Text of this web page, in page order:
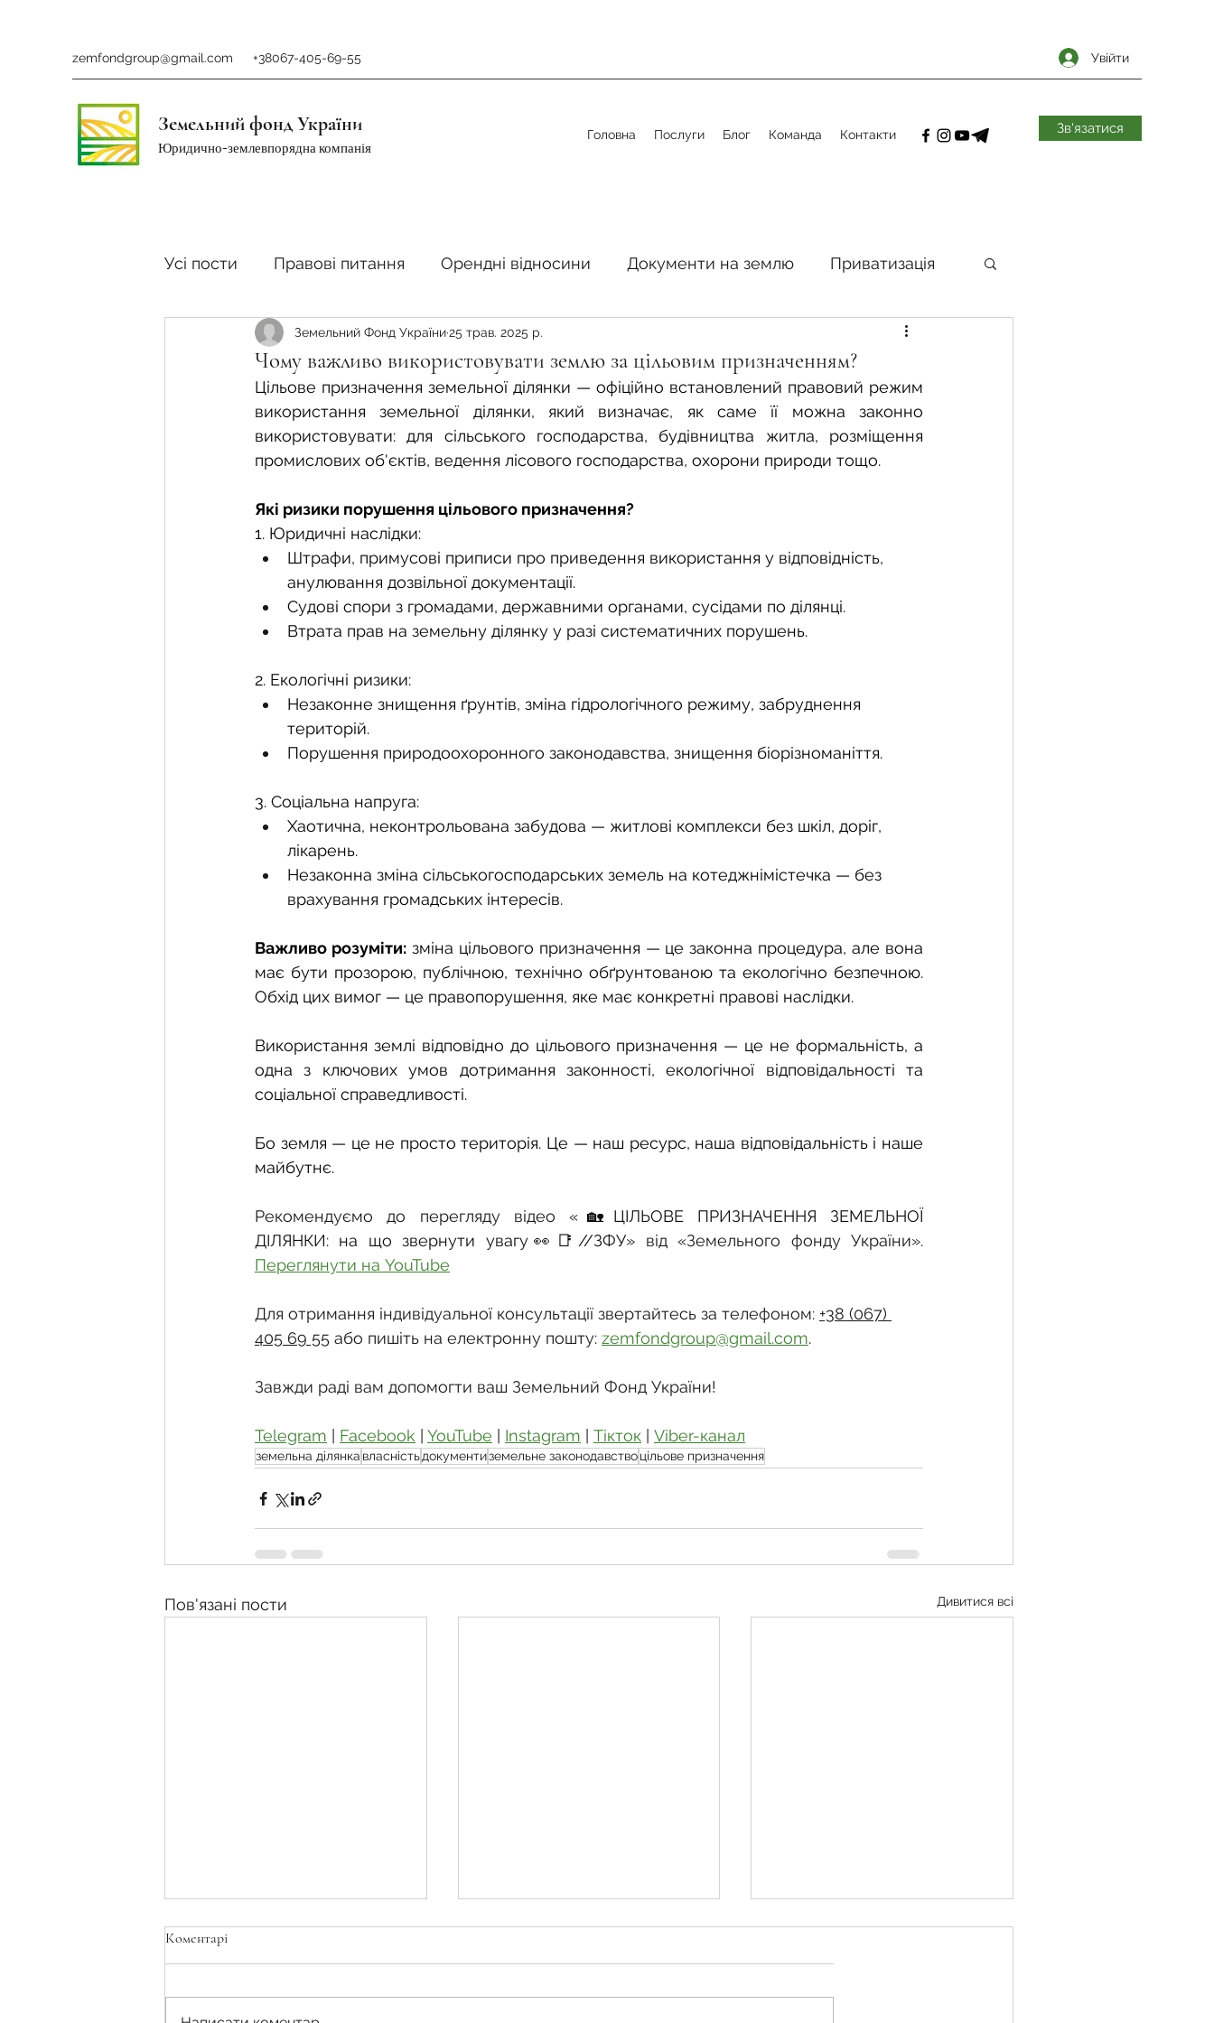
zemfondgroup@gmail.com +38067-405-69-55 Увійти
Земельний фонд України
Юридично-землевпорядна компанія
Головна Послуги Блог Команда Контакти Зв'язатися
Усі пости Правові питання Орендні відносини Документи на землю Приватизація
Ринок землі Податки стосовно земельної сфери Органи місцевого самоврядування
Фермерське господарство Спадкування земельної ділянки
Нормативно-грошова оцінка Суд Будівництво Встановлення меж земельної ділянки
Державна реєстрація земельних прав Юридичні питання у воєнний час
Загальні правові питання
Чому важливо використовувати землю за цільовим призначенням?
Земельний Фонд України25 трав. 2025 р.
Цільове призначення земельної ділянки — офіційно встановлений правовий режим
використання земельної ділянки, який визначає, як саме її можна законно
використовувати: для сільського господарства, будівництва житла, розміщення
промислових об'єктів, ведення лісового господарства, охорони природи тощо.
Які ризики порушення цільового призначення?
1. Юридичні наслідки:
Штрафи, примусові приписи про приведення використання у відповідність,
анулювання дозвільної документації.
Судові спори з громадами, державними органами, сусідами по ділянці.
Втрата прав на земельну ділянку у разі систематичних порушень.
2. Екологічні ризики:
Незаконне знищення ґрунтів, зміна гідрологічного режиму, забруднення
територій.
Порушення природоохоронного законодавства, знищення біорізноманіття.
3. Соціальна напруга:
Хаотична, неконтрольована забудова — житлові комплекси без шкіл, доріг,
лікарень.
Незаконна зміна сільськогосподарських земель на котеджнімістечка — без
врахування громадських інтересів.
Важливо розуміти: зміна цільового призначення — це законна процедура, але вона
має бути прозорою, публічною, технічно обґрунтованою та екологічно безпечною.
Обхід цих вимог — це правопорушення, яке має конкретні правові наслідки.
Використання землі відповідно до цільового призначення — це не формальність, а
одна з ключових умов дотримання законності, екологічної відповідальності та
соціальної справедливості.
Бо земля — це не просто територія. Це — наш ресурс, наша відповідальність і наше
майбутнє.
Рекомендуємо до перегляду відео « 🏡ЦІЛЬОВЕ ПРИЗНАЧЕННЯ ЗЕМЕЛЬНОЇ
ДІЛЯНКИ: на що звернути увагу👀📑//ЗФУ
Переглянути на YouTube
Для отримання індивідуальної консультації звертайтесь за телефоном: +38 (067)
405 69 55 або пишіть на електронну пошту: zemfondgroup@gmail.com.
Завжди раді вам допомогти ваш Земельний Фонд України!
Telegram Facebook YouTube Instagram Тікток Viber-канал
земельна ділянка власністьдокументиземельне законодавствоцільове призначення
Пов'язані пости Дивитися всі
Коментарі